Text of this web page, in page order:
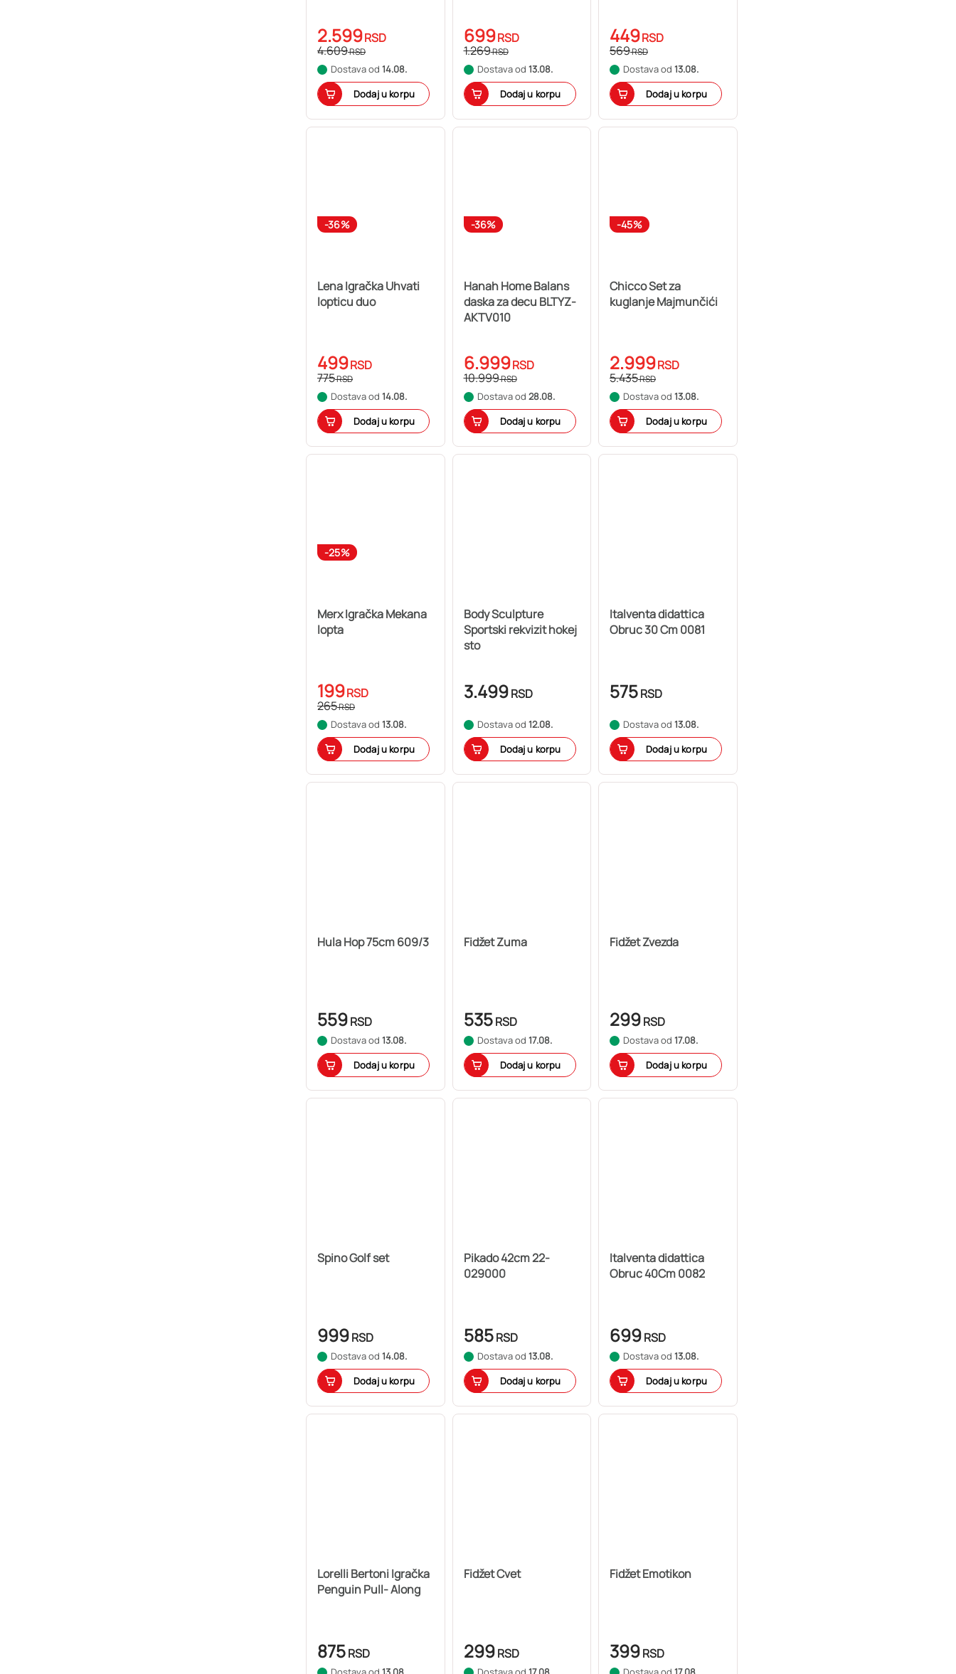
2.599RSD
4.609RSD
Dostava od 14.08.
Dodaj u korpu
699RSD
1.269RSD
Dostava od 13.08.
Dodaj u korpu
449RSD
569RSD
Dostava od 13.08.
Dodaj u korpu
-36%
Lena Igračka Uhvati
lopticu duo
499RSD
775RSD
Dostava od 14.08.
Dodaj u korpu
-36%
Hanah Home Balans
daska za decu BLTYZ-
AKTV010
6.999RSD
10.999RSD
Dostava od 28.08.
Dodaj u korpu
-45%
Chicco Set za
kuglanje Majmunčići
2.999RSD
5.435RSD
Dostava od 13.08.
Dodaj u korpu
-25%
Merx Igračka Mekana
lopta
199RSD
265RSD
Dostava od 13.08.
Dodaj u korpu
Body Sculpture
Sportski rekvizit hokej
sto
3.499RSD
Dostava od 12.08.
Dodaj u korpu
Italventa didattica
Obruc 30 Cm 0081
575RSD
Dostava od 13.08.
Dodaj u korpu
Hula Hop 75cm 609/3
559RSD
Dostava od 13.08.
Dodaj u korpu
Fidžet Zuma
535RSD
Dostava od 17.08.
Dodaj u korpu
Fidžet Zvezda
299RSD
Dostava od 17.08.
Dodaj u korpu
Spino Golf set
999RSD
Dostava od 14.08.
Dodaj u korpu
Pikado 42cm 22-
029000
585RSD
Dostava od 13.08.
Dodaj u korpu
Italventa didattica
Obruc 40Cm 0082
699RSD
Dostava od 13.08.
Dodaj u korpu
Lorelli Bertoni Igračka
Penguin Pull- Along
875RSD
Fidžet Cvet
299RSD
Fidžet Emotikon
399RSD